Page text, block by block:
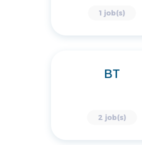
1 job(s)
BT
2 job(s)